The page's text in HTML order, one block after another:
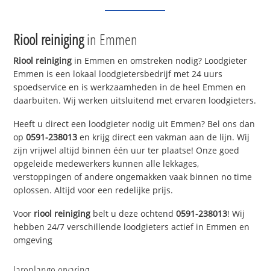
Riool reinigingin Emmen
Riool reiniging in Emmen en omstreken nodig? Loodgieter
Emmen is een lokaal loodgietersbedrijf met 24 uurs
spoedservice en is werkzaamheden in de heel Emmen en
daarbuiten. Wij werken uitsluitend met ervaren loodgieters.
Heeft u direct een loodgieter nodig uit Emmen? Bel ons dan
op0591-238013 en krijg direct een vakman aan de lijn. Wij
zijn vrijwel altijd binnen één uur ter plaatse! Onze goed
opgeleide medewerkers kunnen alle lekkages,
verstoppingen of andere ongemakken vaak binnen no time
oplossen. Altijd voor een redelijke prijs.
Voor riool reiniging belt u deze ochtend0591-238013! Wij
hebben 24/7 verschillende loodgieters actief in Emmen en
omgeving